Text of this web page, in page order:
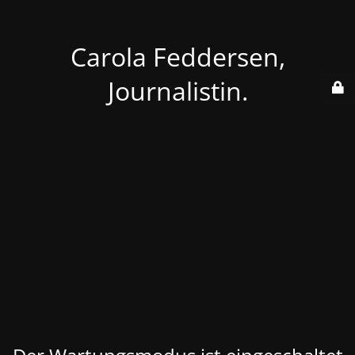
Carola Feddersen,
Journalistin.